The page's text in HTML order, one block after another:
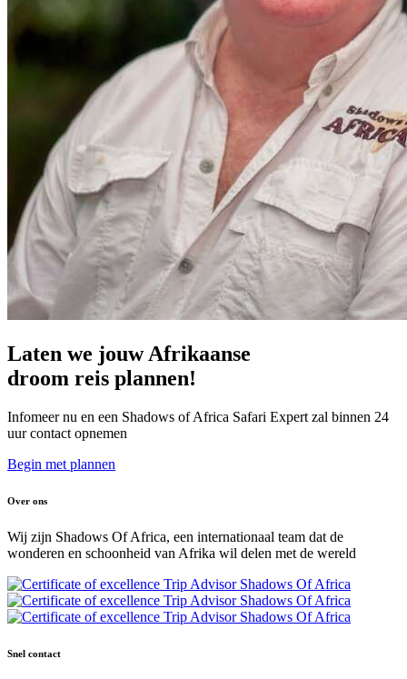
Laten we jouw Afrikaanse
droom reis plannen!
Infomeer nu en een Shadows of Africa Safari Expert zal binnen 24
uur contact opnemen
Begin met plannen
Over ons
Wij zijn Shadows Of Africa, een internationaal team dat de
wonderen en schoonheid van Afrika wil delen met de wereld
Snel contact